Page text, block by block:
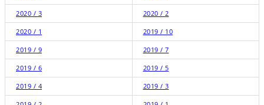
2020 / 3 2020 / 2
2020 / 1 2019 / 10
2019 / 9 2019 / 7
2019 / 6 2019 / 5
2019 / 4 2019 / 3